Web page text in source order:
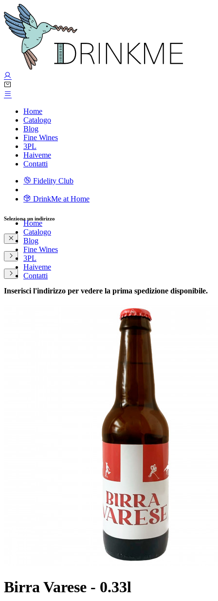
Home
Catalogo
Blog
Fine Wines
3PL
Haiveme
Contatti
Fidelity Club
DrinkMe at Home
Home
Catalogo
Blog
Fine Wines
3PL
Haiveme
Contatti
Seleziona un indirizzo
Inserisci l'indirizzo per vedere la prima spedizione disponibile.
Birra Varese - 0.33l